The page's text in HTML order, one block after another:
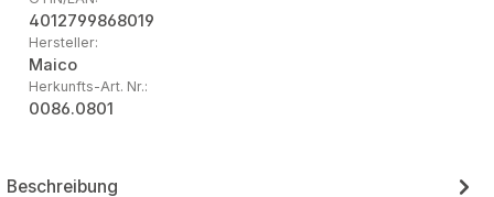
4012799868019
Hersteller:
Maico
Herkunfts-Art. Nr.:
0086.0801
Beschreibung